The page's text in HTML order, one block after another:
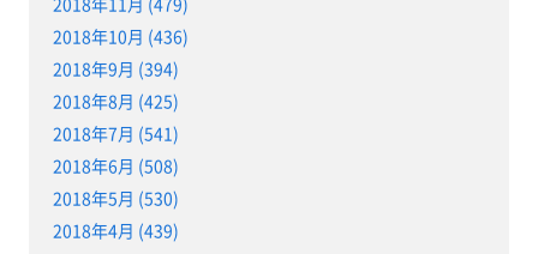
2018年10月 (436)
2018年9月 (394)
2018年8月 (425)
2018年7月 (541)
2018年6月 (508)
2018年5月 (530)
2018年4月 (439)